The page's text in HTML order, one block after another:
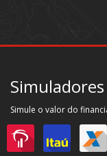
Simuladores
Simule o valor do